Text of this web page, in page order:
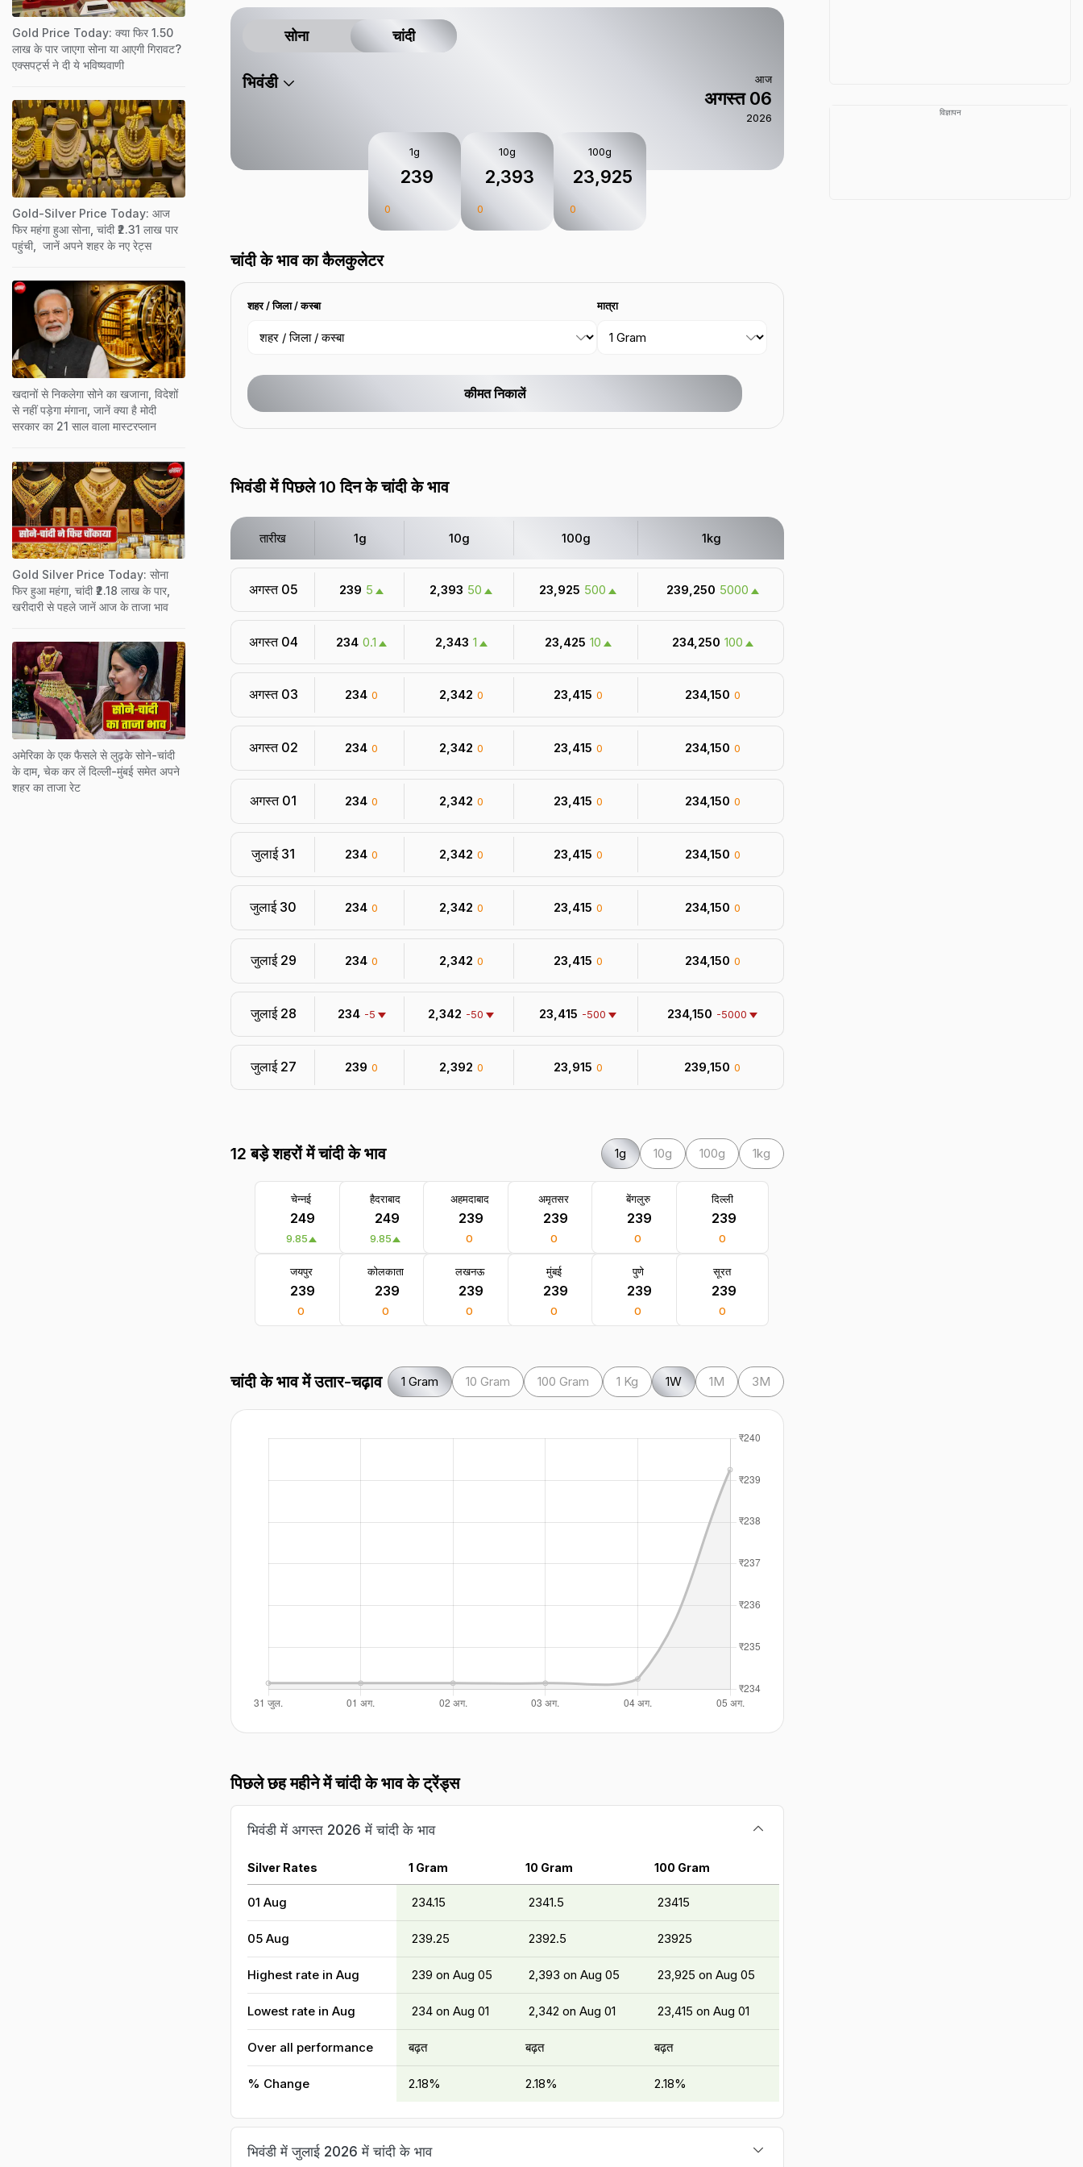
है.
सोना चांदी
भिवंडी आज
अगस्त 06
2026
1g
₹ 239
0
10g
₹ 2,393
0
100g
₹ 23,925
0
चांदी के भाव का कैलकुलेटर
शहर / जिला / कस्बा मात्रा
कीमत निकालें
भिवंडी में पिछले 10 दिन के चांदी के भाव
तारीख 1g 10g 100g 1kg
अगस्त 05 ₹ 239 5 ₹ 2,393 50 ₹ 23,925 500 ₹ 239,250 5000
अगस्त 04 ₹ 234 0.1 ₹ 2,343 1 ₹ 23,425 10 ₹ 234,250 100
अगस्त 03 ₹ 234 0 ₹ 2,342 0 ₹ 23,415 0 ₹ 234,150 0
अगस्त 02 ₹ 234 0 ₹ 2,342 0 ₹ 23,415 0 ₹ 234,150 0
अगस्त 01 ₹ 234 0 ₹ 2,342 0 ₹ 23,415 0 ₹ 234,150 0
जुलाई 31 ₹ 234 0 ₹ 2,342 0 ₹ 23,415 0 ₹ 234,150 0
जुलाई 30 ₹ 234 0 ₹ 2,342 0 ₹ 23,415 0 ₹ 234,150 0
जुलाई 29 ₹ 234 0 ₹ 2,342 0 ₹ 23,415 0 ₹ 234,150 0
जुलाई 28 ₹ 234 -5 ₹ 2,342 -50 ₹ 23,415 -500 ₹ 234,150 -5000
जुलाई 27 ₹ 239 0 ₹ 2,392 0 ₹ 23,915 0 ₹ 239,150 0
12 बड़े शहरों में चांदी के भाव 1g 10g 100g 1kg
चेन्नई
₹ 249
9.85
हैदराबाद
₹ 249
9.85
अहमदाबाद
₹ 239
0
अमृतसर
₹ 239
0
बेंगलुरु
₹ 239
0
दिल्ली
₹ 239
0
जयपुर
₹ 239
0
कोलकाता
₹ 239
0
लखनऊ
₹ 239
0
मुंबई
₹ 239
0
पुणे
₹ 239
0
सूरत
₹ 239
0
चांदी के भाव में उतार-चढ़ाव 1 Gram 10 Gram 100 Gram 1 Kg 1W 1M 3M
पिछले छह महीने में चांदी के भाव के ट्रेंड्स
भिवंडी में अगस्त 2026 में चांदी के भाव
Silver Rates 1 Gram 10 Gram 100 Gram
01 Aug ₹ 234.15 ₹ 2341.5 ₹ 23415
05 Aug ₹ 239.25 ₹ 2392.5 ₹ 23925
Highest rate in Aug ₹ 239 on Aug 05 ₹ 2,393 on Aug 05 ₹ 23,925 on Aug 05
Lowest rate in Aug ₹ 234 on Aug 01 ₹ 2,342 on Aug 01 ₹ 23,415 on Aug 01
Over all performance बढ़त बढ़त बढ़त
% Change 2.18% 2.18% 2.18%
भिवंडी में जुलाई 2026 में चांदी के भाव
Gold Price Today: क्या फिर 1.50
लाख के पार जाएगा सोना या आएगी गिरावट?
एक्सपर्ट्स ने दी ये भविष्यवाणी
Gold-Silver Price Today: आज
फिर महंगा हुआ सोना, चांदी ₹2.31 लाख पार
पहुंची, जानें अपने शहर के नए रेट्स
खदानों से निकलेगा सोने का खजाना, विदेशों
से नहीं पड़ेगा मंगाना, जानें क्या है मोदी
सरकार का 21 साल वाला मास्टरप्लान
Gold Silver Price Today: सोना
फिर हुआ महंगा, चांदी ₹2.18 लाख के पार,
खरीदारी से पहले जानें आज के ताजा भाव
अमेरिका के एक फैसले से लुढ़के सोने-चांदी
के दाम, चेक कर लें दिल्ली-मुंबई समेत अपने
शहर का ताजा रेट
विज्ञापन